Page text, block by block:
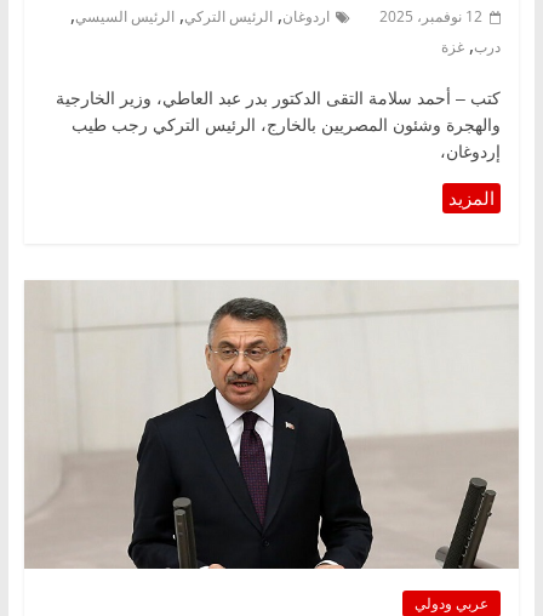
12 نوفمبر، 2025 اردوغان, الرئيس التركي, الرئيس السيسي,
درب, غزة
كتب – أحمد سلامة التقى الدكتور بدر عبد العاطي، وزير الخارجية
والهجرة وشئون المصريين بالخارج، الرئيس التركي رجب طيب
إردوغان،
عربي ودولي